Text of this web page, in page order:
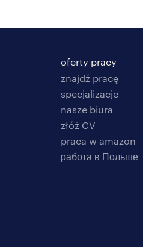
oferty pracy
znajdź pracę
specjalizacje
nasze biura
złóż CV
praca w amazon
работа в Польше